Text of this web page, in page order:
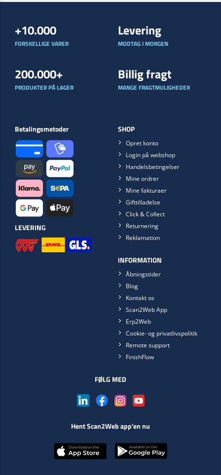
+10.000
FORSKELLIGE VARER
Levering
MODTAG I MORGEN
200.000+
PRODUKTER PÅ LAGER
Billig fragt
MANGE FRAGTMULIGHEDER
Betalingsmetoder
LEVERING
SHOP
Opret konto
Login på webshop
Handelsbetingelser
Mine ordrer
Mine fakturaer
Gifttilladelse
Click & Collect
Returnering
Reklamation
INFORMATION
Åbningstider
Blog
Kontakt os
Scan2Web App
Erp2Web
Cookie- og privatlivspolitik
Remote support
FinishFlow
FØLG MED
Hent Scan2Web app'en nu